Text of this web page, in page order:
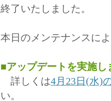
終了いたしました。
本日のメンテナンスに
■アップデートを実施し
詳しくは4月23日(水)
い。